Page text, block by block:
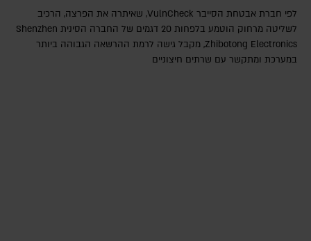
לפי חברת אבטחת הסייבר VulnCheck‎, שאיתרה את הפרצה, הרכיב
לשליטה מרחוק הוטמע בלפחות 20 דגמים של החברה הסינית Shenzhen
Zhibotong Electronics‎, מקבל גישה לרמת ההרשאה הגבוהה ביותר
במערכת ומתקשר עם שרתים חיצוניים